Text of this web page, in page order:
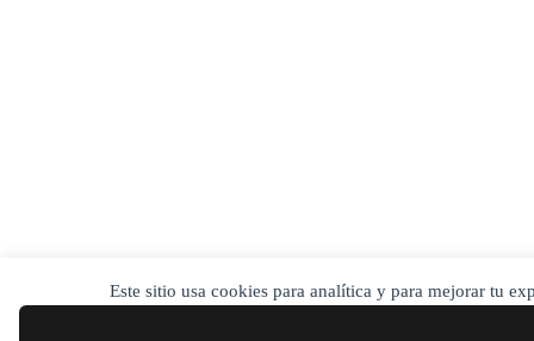
Este sitio usa cookies para analítica y para mejorar tu